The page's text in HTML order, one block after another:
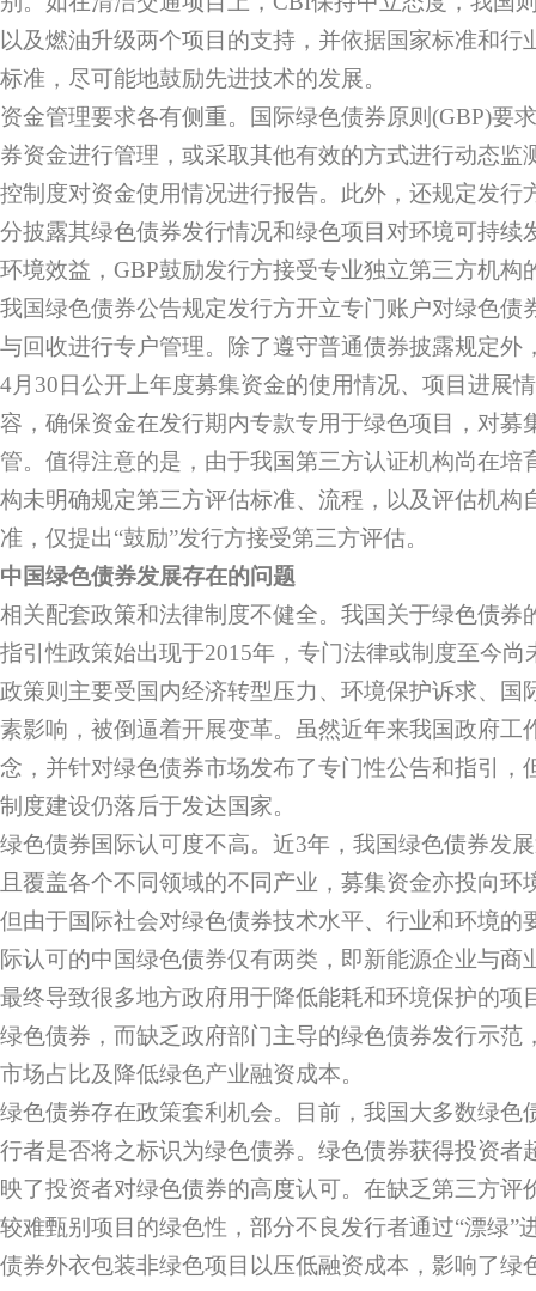
以及燃油升级两个项目的支持，并依据国家标准和行
标准，尽可能地鼓励先进技术的发展。
资金管理要求各有侧重。国际绿色债券原则(GBP)要
券资金进行管理，或采取其他有效的方式进行动态监
控制度对资金使用情况进行报告。此外，还规定发行
分披露其绿色债券发行情况和绿色项目对环境可持续
环境效益，GBP鼓励发行方接受专业独立第三方机构
我国绿色债券公告规定发行方开立专门账户对绿色债
与回收进行专户管理。除了遵守普通债券披露规定外
4月30日公开上年度募集资金的使用情况、项目进展
容，确保资金在发行期内专款专用于绿色项目，对募
管。值得注意的是，由于我国第三方认证机构尚在培
构未明确规定第三方评估标准、流程，以及评估机构
准，仅提出“鼓励”发行方接受第三方评估。
中国绿色债券发展存在的问题
相关配套政策和法律制度不健全。我国关于绿色债券
指引性政策始出现于2015年，专门法律或制度至今
政策则主要受国内经济转型压力、环境保护诉求、国
素影响，被倒逼着开展变革。虽然近年来我国政府工
念，并针对绿色债券市场发布了专门性公告和指引，
制度建设仍落后于发达国家。
绿色债券国际认可度不高。近3年，我国绿色债券发
且覆盖各个不同领域的不同产业，募集资金亦投向环
但由于国际社会对绿色债券技术水平、行业和环境的
际认可的中国绿色债券仅有两类，即新能源企业与商
最终导致很多地方政府用于降低能耗和环境保护的项
绿色债券，而缺乏政府部门主导的绿色债券发行示范
市场占比及降低绿色产业融资成本。
绿色债券存在政策套利机会。目前，我国大多数绿色
行者是否将之标识为绿色债券。绿色债券获得投资者
映了投资者对绿色债券的高度认可。在缺乏第三方评
较难甄别项目的绿色性，部分不良发行者通过“漂绿”
债券外衣包装非绿色项目以压低融资成本，影响了绿